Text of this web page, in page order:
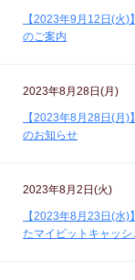
【2023年9月12日(火
のご案内
2023年8月28日(月)
【2023年8月28日(月
のお知らせ
2023年8月2日(火)
【2023年8月23日(水
たマイビットキャッ